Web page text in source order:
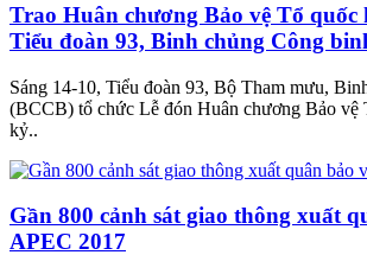
Trao Huân chương Bảo vệ Tổ quốc
Tiểu đoàn 93, Binh chủng Công
Sáng 14-10, Tiểu đoàn 93, Bộ Tham mưu,
(BCCB) tổ chức Lễ đón Huân chương Bảo vệ
kỷ..
Gần 800 cảnh sát giao thông xuất
APEC 2017